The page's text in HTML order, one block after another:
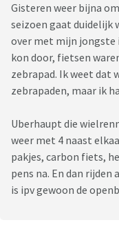
Gisteren weer bijna
seizoen gaat duidelijk
over met mijn jongste
kon door, fietsen
zebrapad. Ik weet dat
zebrapaden, maar ik
Uberhaupt die
weer met 4 naast
pakjes, carbon fiets,
pens na. En dan
is ipv gewoon de